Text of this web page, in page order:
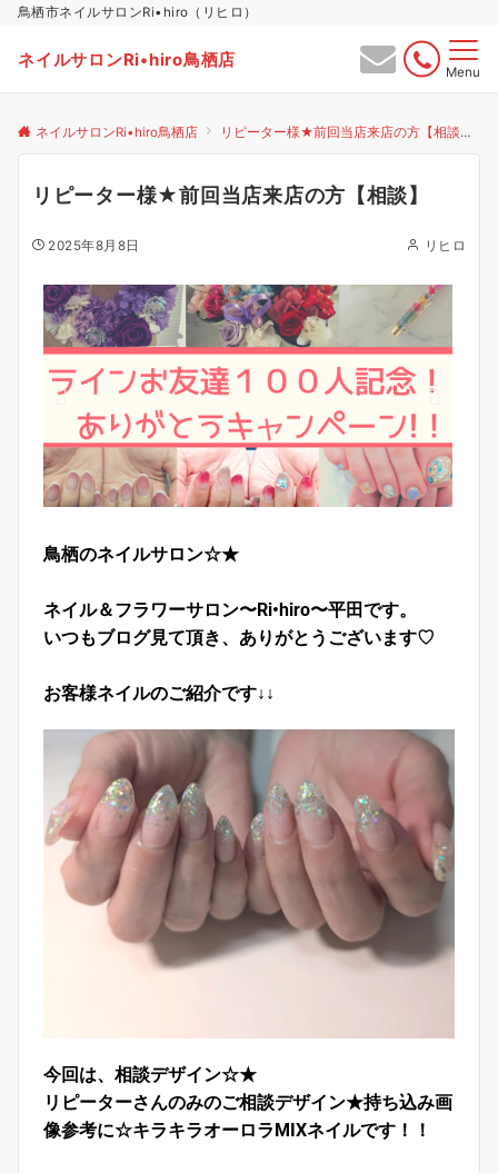
鳥栖市ネイルサロンRi•hiro（リヒロ）
ネイルサロンRi•hiro鳥栖店
Menu
ネイルサロンRi•hiro鳥栖店 リピーター様★前回当店来店の方【相談】
リピーター様★前回当店来店の方【相談】
2025年8月8日 リヒロ
鳥栖のネイルサロン☆★
ネイル＆フラワーサロン〜Ri•hiro〜平田です。
いつもブログ見て頂き、ありがとうございます♡
お客様ネイルのご紹介です↓↓
今回は、相談デザイン☆★
リピーターさんのみのご相談デザイン★持ち込み画
像参考に☆キラキラオーロラMIXネイルです！！